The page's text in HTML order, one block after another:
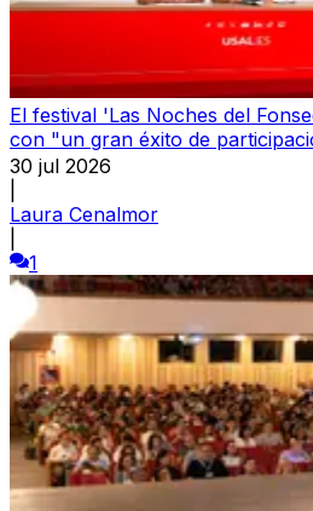
El festival 'Las Noches del
con "un gran éxito de
30 jul 2026
Laura Cenalmor
1